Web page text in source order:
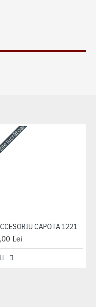
lucrătoare
CAPOTA 1221
Lei